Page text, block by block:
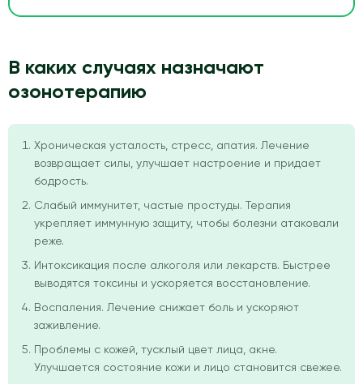
В каких случаях назначают
озонотерапию
Хроническая усталость, стресс, апатия. Лечение
возвращает силы, улучшает настроение и придает
бодрость.
Слабый иммунитет, частые простуды. Терапия
укрепляет иммунную защиту, чтобы болезни атаковали
реже.
Интоксикация после алкоголя или лекарств. Быстрее
выводятся токсины и ускоряется восстановление.
Воспаления. Лечение снижает боль и ускоряют
заживление.
Проблемы с кожей, тусклый цвет лица, акне.
Улучшается состояние кожи и лицо становится свежее.